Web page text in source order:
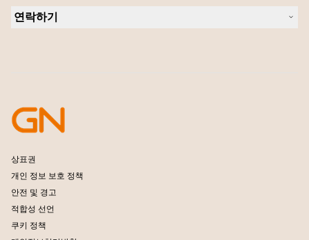
사례 연구
개인용 카메라
소프트웨어
연락하기
개발자 프로그램
파트너 프로그램
엔터프라이즈 제품 단종 정책
상표권
개인 정보 보호 정책
안전 및 경고
적합성 선언
쿠키 정책